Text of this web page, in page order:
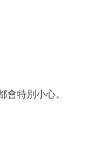
特別小心。